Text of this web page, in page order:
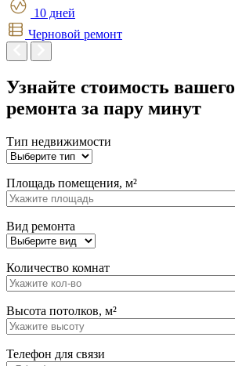
10 дней
Черновой ремонт
Узнайте стоимость вашего
ремонта за пару минут
Тип недвижимости
Площадь помещения, м²
Вид ремонта
Количество комнат
Высота потолков, м²
Телефон для связи